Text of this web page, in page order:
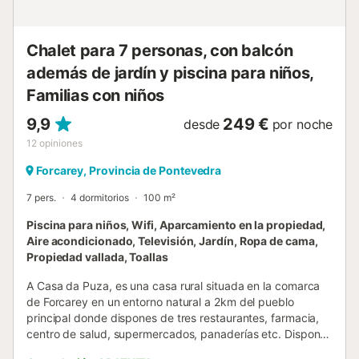
Chalet para 7 personas, con balcón
además de jardín y piscina para niños,
Familias con niños
9,9
12 opiniones
desde 249 € por noche
Forcarey, Provincia de Pontevedra
7 pers. 4 dormitorios 100 m²
Piscina para niños, Wifi, Aparcamiento en la propiedad,
Aire acondicionado, Televisión, Jardín, Ropa de cama,
Propiedad vallada, Toallas
A Casa da Puza, es una casa rural situada en la comarca
de Forcarey en un entorno natural a 2km del pueblo
principal donde dispones de tres restaurantes, farmacia,
centro de salud, supermercados, panaderías etc. Dispone